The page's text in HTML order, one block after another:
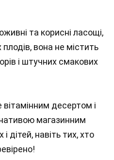
та корисні ласощі,
вона не містить
і штучних смакових
десертом і
магазинним
дітей, навіть тих, хто